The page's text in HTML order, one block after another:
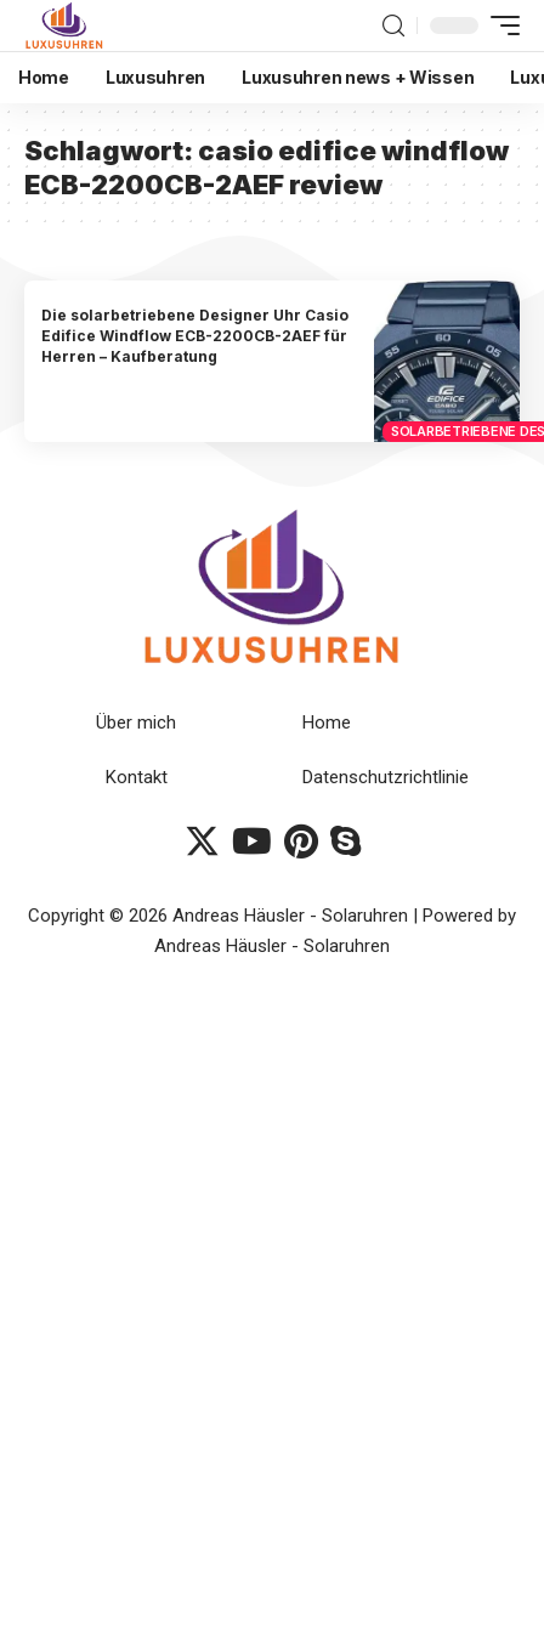
Home Luxusuhren Luxusuhren news + Wissen
Schlagwort: casio edifice windflow
ECB-2200CB-2AEF review
SOLARBETRIEBENE
Die solarbetriebene Designer Uhr Casio
Edifice Windflow ECB-2200CB-2AEF für
Herren – Kaufberatung
Über mich
Kontakt
Home
Datenschutzrichtlinie
Copyright © 2026 Andreas Häusler - Solaruhren | Powered by
Andreas Häusler - Solaruhren